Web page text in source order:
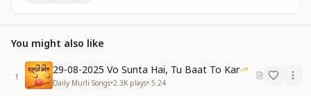
The hand I hold, O Baba dear,
Will never loosen, never fear.
Verse 1
तू मेरा बाबा, टीचर, सतगुरु,
You might also like
1
29-08-2025 Vo Sunta Hai, Tu Baat To Kar
Daily Murli Songs•2.3K plays• 5:24